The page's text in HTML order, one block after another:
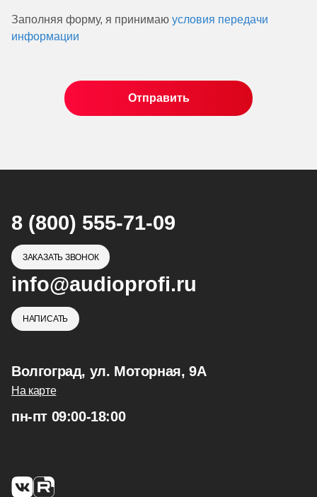
Заполняя форму, я принимаю условия передачи
информации
8 (800) 555-71-09
ЗАКАЗАТЬ ЗВОНОК
info@audioprofi.ru
НАПИСАТЬ
Волгоград, ул. Моторная, 9А
На карте
пн-пт 09:00-18:00